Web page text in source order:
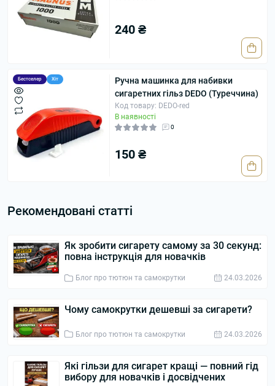
240 ₴
Бестселер Хіт
Ручна машинка для набивки
сигаретних гільз DEDO (Туреччина)
Код товару: DEDO-red
В наявності
0
150 ₴
Рекомендовані статті
Як зробити сигарету самому за 30 секунд:
повна інструкція для новачків
Блог про тютюн та самокрутки 24.03.2026
Чому самокрутки дешевші за сигарети?
Блог про тютюн та самокрутки 24.03.2026
Які гільзи для сигарет кращі — повний гід
вибору для новачків і досвідчених